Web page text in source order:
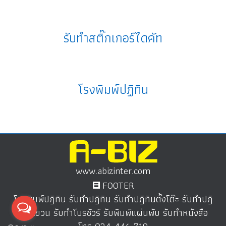
รับทำสติ๊กเกอร์ไดคัท
โรงพิมพ์ปฏิทิน
www.abizinter.com
FOOTER
โรงพิมพ์ปฎิทิน รับทำปฎิทิน รับทำปฎิทินตั้งโต๊ะ รับทำปฎิ
ทินแขวน รับทำโบรชัวร์ รับพิมพ์แผ่นพับ รับทำหนังสือ